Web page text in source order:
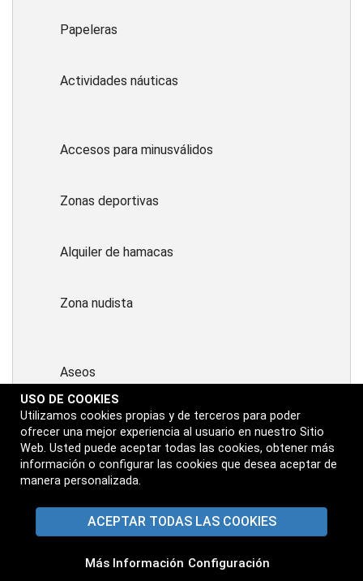
USO DE COOKIES
Utilizamos cookies propias y de terceros para poder
ofrecer una mejor experiencia al usuario en nuestro Sitio
Web. Usted puede aceptar todas las cookies, obtener más
información o configurar las cookies que desea aceptar de
manera personalizada.
ACEPTAR TODAS LAS COOKIES
Más Información ⋅
Configuración
Papeleras
Actividades náuticas
Accesos para minusválidos
Zonas deportivas
Alquiler de hamacas
Zona nudista
Aseos
Zonas infantiles
Zonas de restauración
Zona protegida